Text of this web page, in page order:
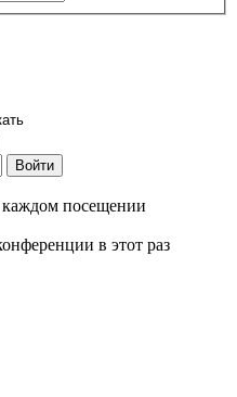
каждом посещении
в этот раз